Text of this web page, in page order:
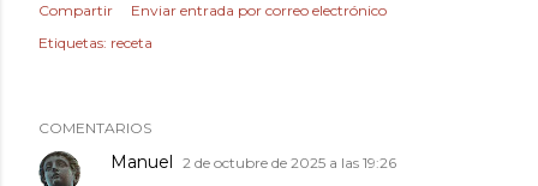
Compartir
Enviar entrada por correo electrónico
Etiquetas: receta
COMENTARIOS
Manuel 2 de octubre de 2025 a las 19:26